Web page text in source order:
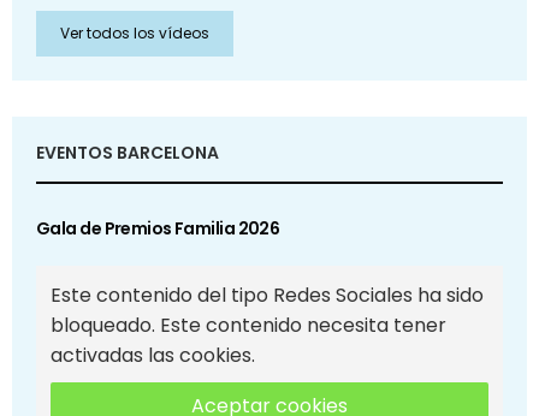
Ver todos los vídeos
EVENTOS BARCELONA
Gala de Premios Familia 2026
Este contenido del tipo Redes Sociales ha sido
bloqueado. Este contenido necesita tener
activadas las cookies.
Aceptar cookies